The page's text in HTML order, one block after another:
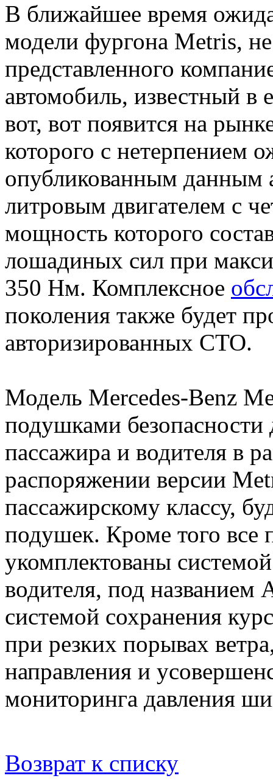
В ближайшее время
модели фургона Metris,
представленного
автомобиль, известный в
вот, вот появится на
которого с нетерпением
опубликованным данным
литровым двигателем с
мощность которого
лошадиных сил при
350 Нм. Комплексное
поколения также будет
авторизированных СТО.
Модель Mercedes-Benz
подушками безопасности
пассажира и водителя в
распоряжении версии
пассажирскому классу,
подушек. Кроме того все
укомплектованы
водителя, под названием
системой сохранения
при резких порывах
направления и
мониторинга давления
Возврат к списку